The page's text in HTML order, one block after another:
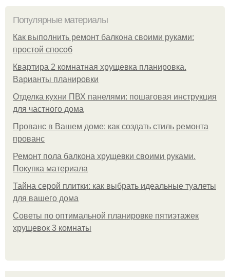
Популярные материалы
Как выполнить ремонт балкона своими руками:
простой способ
Квартира 2 комнатная хрущевка планировка.
Варианты планировки
Отделка кухни ПВХ панелями: пошаговая инструкция
для частного дома
Прованс в Вашем доме: как создать стиль ремонта
прованс
Ремонт пола балкона хрущевки своими руками.
Покупка материала
Тайна серой плитки: как выбрать идеальные туалеты
для вашего дома
Советы по оптимальной планировке пятиэтажек
хрущевок 3 комнаты